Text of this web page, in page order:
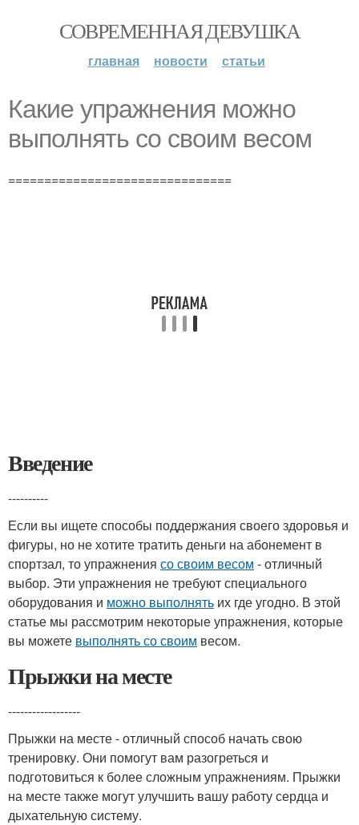
СОВРЕМЕННАЯ ДЕВУШКА
главная новости статьи
Какие упражнения можно
выполнять со своим весом
===============================
Введение
----------
Если вы ищете способы поддержания своего здоровья и
фигуры, но не хотите тратить деньги на абонемент в
спортзал, то упражнения со своим весом - отличный
выбор. Эти упражнения не требуют специального
оборудования и можно выполнять их где угодно. В этой
статье мы рассмотрим некоторые упражнения, которые
вы можете выполнять со своим весом.
Прыжки на месте
------------------
Прыжки на месте - отличный способ начать свою
тренировку. Они помогут вам разогреться и
подготовиться к более сложным упражнениям. Прыжки
на месте также могут улучшить вашу работу сердца и
дыхательную систему.